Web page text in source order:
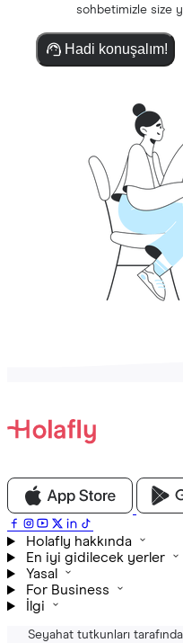
sohbetimizle size
Hadi konuşalım!
Holafly hakkında
En iyi gidilecek yerler
Yasal
For Business
İlgi
Seyahat tutkunları